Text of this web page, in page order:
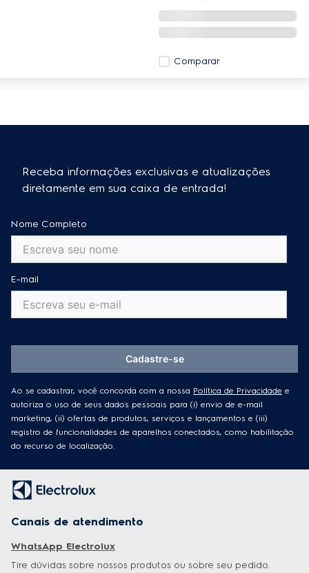
Comparar
Receba informações exclusivas e atualizações
diretamente em sua caixa de entrada!
Nome Completo
E-mail
Ao se cadastrar, você concorda com a nossa Política de Privacidade e
autoriza o uso de seus dados pessoais para (i) envio de e-mail
marketing, (ii) ofertas de produtos, serviços e lançamentos e (iii)
registro de funcionalidades de aparelhos conectados, como habilitação
do recurso de localização.
Cadastre-se
Canais de atendimento
WhatsApp Electrolux
Tire dúvidas sobre nossos produtos ou sobre seu pedido.